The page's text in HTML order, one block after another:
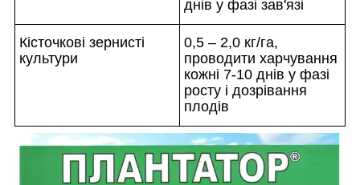
днів у фазі зав'язі
Кісточкові зернисті
культури
0,5 – 2,0 кг/га,
проводити харчування
кожні 7-10 днів у фазі
росту і дозрівання
плодів